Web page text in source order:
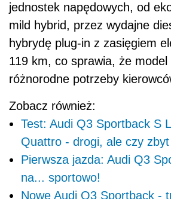
jednostek napędowych, od
mild hybrid, przez wydajne
hybrydę plug-in z zasięgiem
119 km, co sprawia, że
różnorodne potrzeby
Zobacz również:
Test: Audi Q3 Sportback S
Quattro - drogi, ale czy
Pierwsza jazda: Audi Q3
na... sportowo!
Nowe Audi Q3 Sportback -